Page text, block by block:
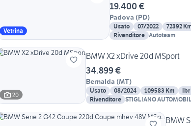
Vetrina
19.400 €
Padova (PD)
Usato 07/2022 72392
Rivenditore Autoteam
20
BMW X2 xDrive 20d MSport
34.899 €
Bernalda (MT)
Usato 08/2024 109583 Km
Rivenditore STIGLIANO
BMW